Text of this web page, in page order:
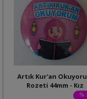
%
Artık Kur'an
Rozeti 44mm - Kız